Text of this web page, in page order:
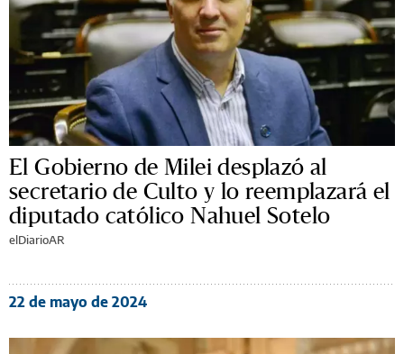
El Gobierno de Milei desplazó al
secretario de Culto y lo reemplazará el
diputado católico Nahuel Sotelo
elDiarioAR
22 de mayo de 2024